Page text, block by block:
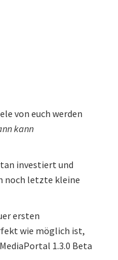
von euch werden
kann
investiert und
noch letzte kleine
ersten
wie möglich ist,
1.3.0 Beta